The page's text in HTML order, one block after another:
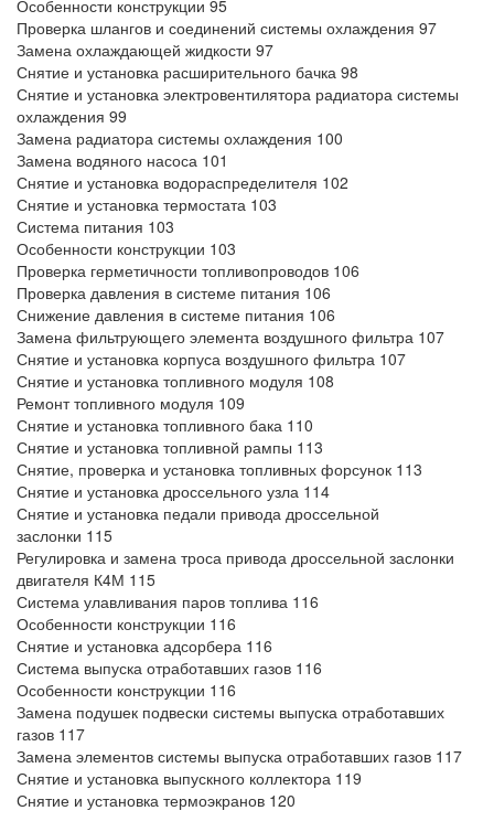
Особенности конструкции 95
Проверка шлангов и соединений системы охлаждения 97
Замена охлаждающей жидкости 97
Снятие и установка расширительного бачка 98
Снятие и установка электровентилятора радиатора системы
охлаждения 99
Замена радиатора системы охлаждения 100
Замена водяного насоса 101
Снятие и установка водораспределителя 102
Снятие и установка термостата 103
Система питания 103
Особенности конструкции 103
Проверка герметичности топливопроводов 106
Проверка давления в системе питания 106
Снижение давления в системе питания 106
Замена фильтрующего элемента воздушного фильтра 107
Снятие и установка корпуса воздушного фильтра 107
Снятие и установка топливного модуля 108
Ремонт топливного модуля 109
Снятие и установка топливного бака 110
Снятие и установка топливной рампы 113
Снятие, проверка и установка топливных форсунок 113
Снятие и установка дроссельного узла 114
Снятие и установка педали привода дроссельной
заслонки 115
Регулировка и замена троса привода дроссельной заслонки
двигателя К4М 115
Система улавливания паров топлива 116
Особенности конструкции 116
Снятие и установка адсорбера 116
Система выпуска отработавших газов 116
Особенности конструкции 116
Замена подушек подвески системы выпуска отработавших
газов 117
Замена элементов системы выпуска отработавших газов 117
Снятие и установка выпускного коллектора 119
Снятие и установка термоэкранов 120